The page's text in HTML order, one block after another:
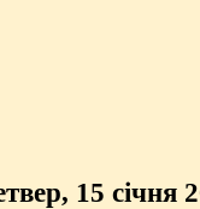
15 січня